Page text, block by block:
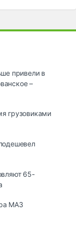
привели в
–
грузовиками
65-
МАЗ